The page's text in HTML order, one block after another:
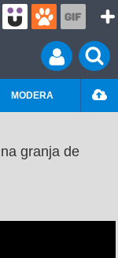
MODERA
granja de